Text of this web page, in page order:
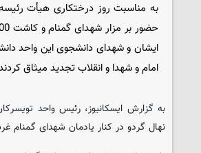
به مناسبت روز درختکاری هیأت
ایشان و شهدای دانشجوی این واحد
امام و شهدا و انقلاب تجدید میثاق
به گزارش ایسکانیوز، رئیس واحد
نهال گردو در کنار یادمان شهدای گمنام